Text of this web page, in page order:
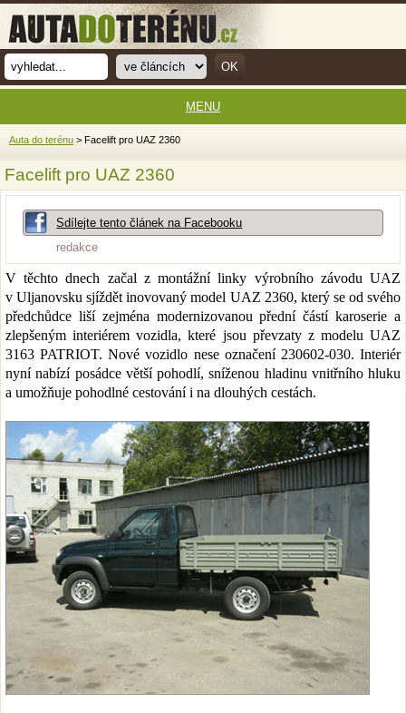
Auta do terénu > Facelift pro UAZ 2360
Facelift pro UAZ 2360
Sdílejte tento článek na Facebooku
redakce
V těchto dnech začal z montážní linky výrobního závodu UAZ
v Uljanovsku sjíždět inovovaný model UAZ 2360, který se od svého
předchůdce liší zejména modernizovanou přední částí karoserie a
zlepšeným interiérem vozidla, které jsou převzaty z modelu UAZ
3163 PATRIOT. Nové vozidlo nese označení 230602-030. Interiér
nyní nabízí posádce větší pohodlí, sníženou hladinu vnitřního hluku
a umožňuje pohodlné cestování i na dlouhých cestách.
MENU